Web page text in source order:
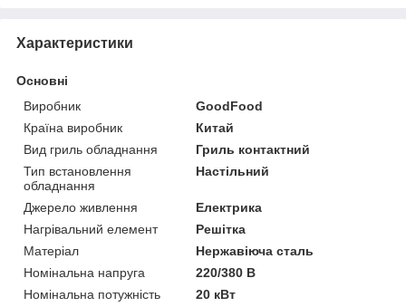
Характеристики
Основні
Виробник
GoodFood
Країна виробник
Китай
Вид гриль обладнання
Гриль контактний
Тип встановлення
обладнання
Настільний
Джерело живлення
Електрика
Нагрівальний елемент
Решітка
Матеріал
Нержавіюча сталь
Номінальна напруга
220/380 В
Номінальна потужність
20 кВт